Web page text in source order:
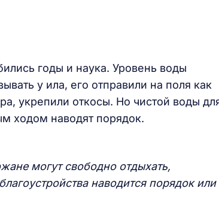
годы и наука. Уровень воды
у ила, его отправили на поля как
укрепили откосы. Но чистой воды
ходом наводят порядок.
могут свободно отдыхать,
наводится порядок или